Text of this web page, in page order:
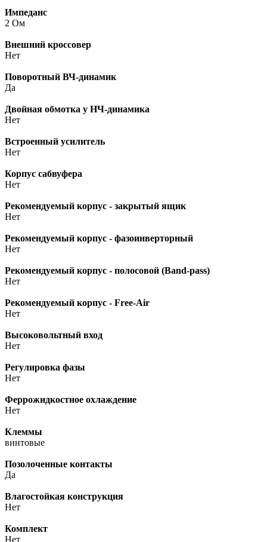
Импеданс
2 Ом
Внешний кроссовер
Нет
Поворотный ВЧ-динамик
Да
Двойная обмотка у НЧ-динамика
Нет
Встроенный усилитель
Нет
Корпус сабвуфера
Нет
Рекомендуемый корпус - закрытый ящик
Нет
Рекомендуемый корпус - фазоинверторный
Нет
Рекомендуемый корпус - полосовой (Band-pass)
Нет
Рекомендуемый корпус - Free-Air
Нет
Высоковольтный вход
Нет
Регулировка фазы
Нет
Феррожидкостное охлаждение
Нет
Клеммы
винтовые
Позолоченные контакты
Да
Влагостойкая конструкция
Нет
Комплект
Нет